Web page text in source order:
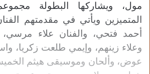
مول، ويشاركها البطولة
المتميزين ويأتي في مقدمتهم
أحمد فتحي، والفنان علاء مرسي،
وعلاء زينهم، وإيمي طلعت زكريا،
عوض، وألحان وموسيقى هيثم